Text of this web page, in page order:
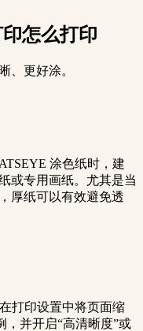
怎么打印
、更好涂。
涂色纸时，建
或专用画纸。尤其是当
厚纸可以有效避免透
打印设置中将页面缩
，并开启“高清晰度”或